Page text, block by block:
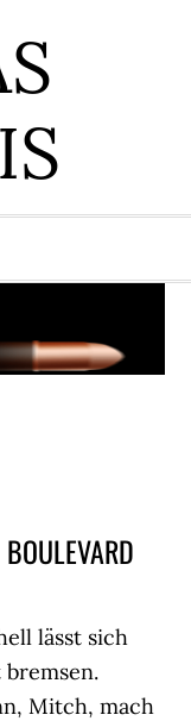
lässt sich
Mitch, mach